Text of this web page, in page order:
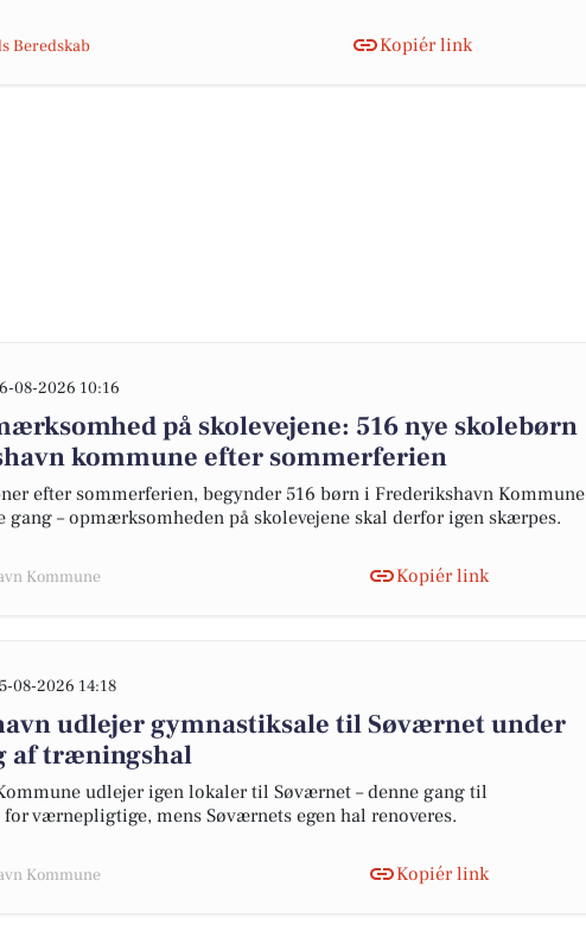
Beredskab Kopiér link
08-2026 10:16
på skolevejene: 516 nye skolebørn
kommune efter sommerferien
efter sommerferien, begynder 516 børn i Frederikshavn Kommune
gang – opmærksomheden på skolevejene skal derfor igen skærpes.
Kommune Kopiér link
08-2026 14:18
udlejer gymnastiksale til Søværnet under
af træningshal
udlejer igen lokaler til Søværnet – denne gang til
værnepligtige, mens Søværnets egen hal renoveres.
Kommune Kopiér link